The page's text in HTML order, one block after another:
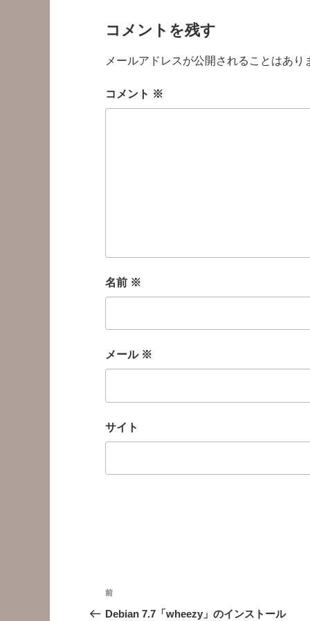
コメントを残す
メールアドレスが公開されることはあり
コメント ※
名前 ※
メール ※
サイト
投
稿
前
の
前
Debian 7.7「wheezy」のインストール